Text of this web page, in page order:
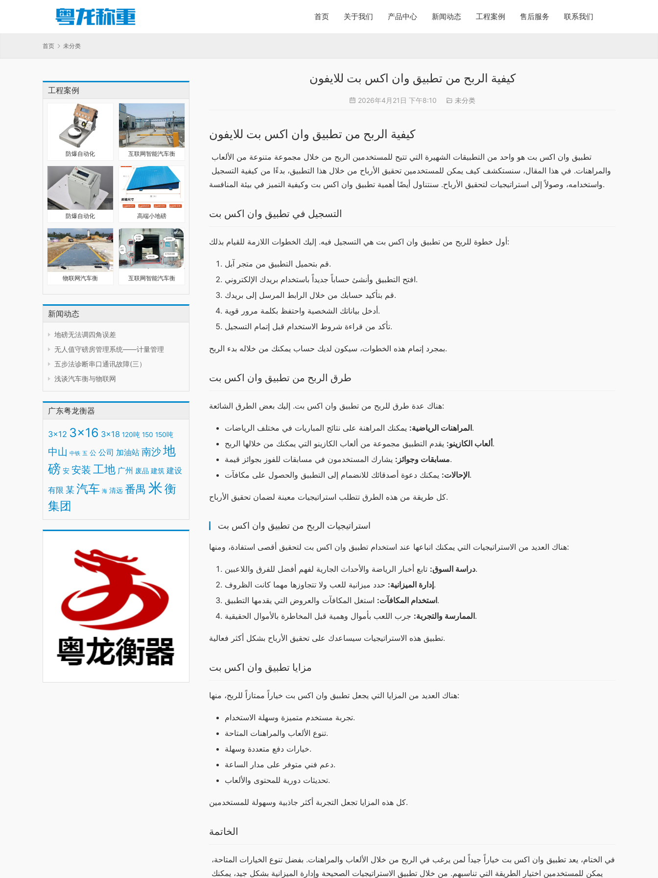
首页 关于我们 产品中心 新闻动态 工程案例 售后服务 联系我们
首页 未分类
工程案例
防爆自动化 互联网智能汽车衡
防爆自动化 高端小地磅
物联网汽车衡 互联网智能汽车衡
新闻动态
地磅无法调四角误差
无人值守磅房管理系统——计量管理
五步法诊断串口通讯故障(三）
浅谈汽车衡与物联网
广东粤龙衡器
3x12 3x16 3x18 120吨 150 150吨
中山 中铁 五 公 公司 加油站 南沙地
磅 安 安装 工地 广州 废品 建筑 建设
有限 某 汽车 海 清远 番禺 米衡
集团
كيفية الربح من تطبيق وان اكس بت للايفون
2026年4月21日 下午8:10 未分类
كيفية الربح من تطبيق وان اكس بت للايفون
واستخدامه، وصولاً إلى استراتيجيات لتحقيق الأرباح. سنتناول أيضًا أهمية تطبيق وان اكس بت وكيفية التميز في بيئة المنافسة.
التسجيل في تطبيق وان اكس بت
أول خطوة للربح من تطبيق وان اكس بت هي التسجيل فيه. إليك الخطوات اللازمة للقيام بذلك:
قم بتحميل التطبيق من متجر آبل.
افتح التطبيق وأنشئ حساباً جديداً باستخدام بريدك الإلكتروني.
قم بتأكيد حسابك من خلال الرابط المرسل إلى بريدك.
أدخل بياناتك الشخصية واحتفظ بكلمة مرور قوية.
تأكد من قراءة شروط الاستخدام قبل إتمام التسجيل.
بمجرد إتمام هذه الخطوات، سيكون لديك حساب يمكنك من خلاله بدء الربح.
طرق الربح من تطبيق وان اكس بت
هناك عدة طرق للربح من تطبيق وان اكس بت. إليك بعض الطرق الشائعة:
المراهنات الرياضية:يمكنك المراهنة على نتائج المباريات في مختلف الرياضات.
ألعاب الكازينو:يقدم التطبيق مجموعة من ألعاب الكازينو التي يمكنك من خلالها الربح.
مسابقات وجوائز:يشارك المستخدمون في مسابقات للفوز بجوائز قيمة.
الإحالات:يمكنك دعوة أصدقائك للانضمام إلى التطبيق والحصول على مكافآت.
كل طريقة من هذه الطرق تتطلب استراتيجيات معينة لضمان تحقيق الأرباح.
استراتيجيات الربح من تطبيق وان اكس بت
هناك العديد من الاستراتيجيات التي يمكنك اتباعها عند استخدام تطبيق وان اكس بت لتحقيق أقصى استفادة، ومنها:
دراسة السوق:تابع أخبار الرياضة والأحداث الجارية لفهم أفضل للفرق واللاعبين.
إدارة الميزانية:حدد ميزانية للعب ولا تتجاوزها مهما كانت الظروف.
استخدام المكافآت:استغل المكافآت والعروض التي يقدمها التطبيق.
الممارسة والتجربة:جرب اللعب بأموال وهمية قبل المخاطرة بالأموال الحقيقية.
تطبيق هذه الاستراتيجيات سيساعدك على تحقيق الأرباح بشكل أكثر فعالية.
مزايا تطبيق وان اكس بت
هناك العديد من المزايا التي يجعل تطبيق وان اكس بت خياراً ممتازاً للربح، منها:
تجربة مستخدم متميزة وسهلة الاستخدام.
تنوع الألعاب والمراهنات المتاحة.
خيارات دفع متعددة وسهلة.
دعم فني متوفر على مدار الساعة.
تحديثات دورية للمحتوى والألعاب.
كل هذه المزايا تجعل التجربة أكثر جاذبية وسهولة للمستخدمين.
الخاتمة